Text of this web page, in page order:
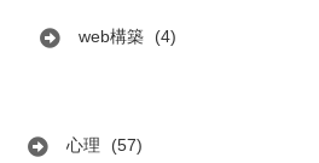
web構築 (4)
心理 (57)